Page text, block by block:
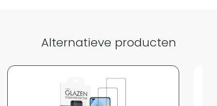
Alternatieve producten